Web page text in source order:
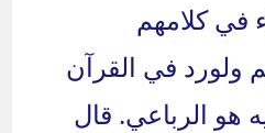
في كلامهم
ولورد في القرآن
هو الرباعي. قال